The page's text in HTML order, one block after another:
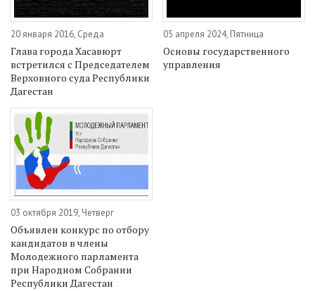
20 января 2016, Среда
Глава города Хасавюрт
встретился с Председателем
Верховного суда Республики
Дагестан
05 апреля 2024, Пятница
Основы государственного
управления
03 октября 2019, Четверг
Объявлен конкурс по отбору
кандидатов в члены
Молодежного парламента
при Народном Собрании
Республики Дагестан